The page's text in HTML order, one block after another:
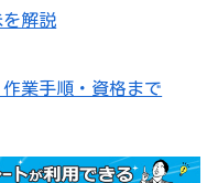
解説
業手順・資格まで